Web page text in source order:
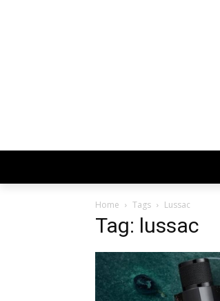
Home Tags Lussac
Tag: lussac